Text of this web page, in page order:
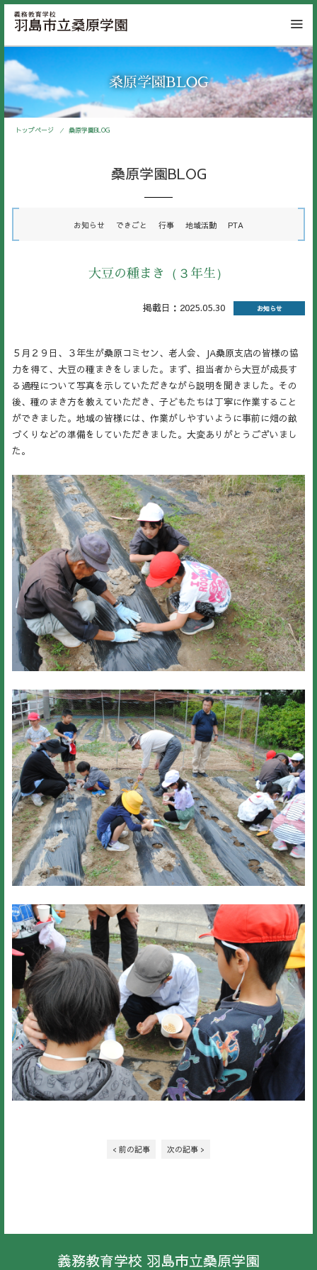
桑原学園BLOG
トップページ 桑原学園BLOG
桑原学園BLOG
お知らせ できごと 行事 地域活動 PTA
大豆の種まき（３年生）
掲載日：2025.05.30 お知らせ
５月２９日、３年生が桑原コミセン、老人会、JA桑原支店の皆様の協
力を得て、大豆の種まきをしました。まず、担当者から大豆が成長す
る過程について写真を示していただきながら説明を聞きました。その
後、種のまき方を教えていただき、子どもたちは丁寧に作業すること
ができました。地域の皆様には、作業がしやすいように事前に畑の畝
づくりなどの準備をしていただきました。大変ありがとうございまし
た。
< 前の記事 次の記事 >
義務教育学校 羽島市立桑原学園